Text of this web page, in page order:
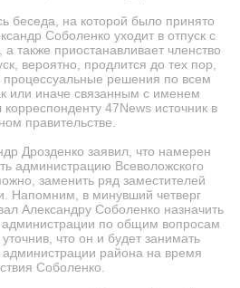
беседа, на которой было принято
Соболенко уходит в отпуск с
также приостанавливает членство
вероятно, продлится до тех пор,
процессуальные решения по всем
или иначе связанным с именем
47News источник в
правительстве.
Дрозденко заявил, что намерен
администрацию Всеволожского
заменить ряд заместителей
Напомним, в минувший четверг
Александру Соболенко назначить
администрации по общим вопросам
что он и будет занимать
администрации района на время
Соболенко.